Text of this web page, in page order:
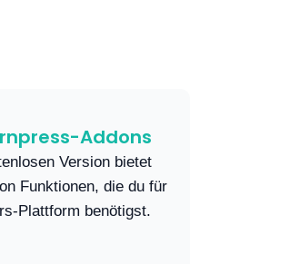
Addons
Version bietet
Funktionen, die du für
Plattform benötigst.